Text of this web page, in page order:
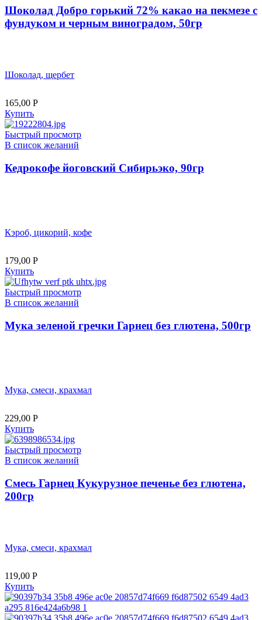
Шоколад Добро горький 72% какао на пекмезе с
фундуком и черным виноградом, 50гр
Шоколад, щербет
165,00 Р
Купить
Быстрый просмотр
В список желаний
Кедрокофе йоговский Сибирьэко, 90гр
Кэроб, цикорий, кофе
179,00 Р
Купить
Быстрый просмотр
В список желаний
Мука зеленой гречки Гарнец без глютена, 500гр
Мука, смеси, крахмал
229,00 Р
Купить
Быстрый просмотр
В список желаний
Смесь Гарнец Кукурузное печенье без глютена,
200гр
Мука, смеси, крахмал
119,00 Р
Купить